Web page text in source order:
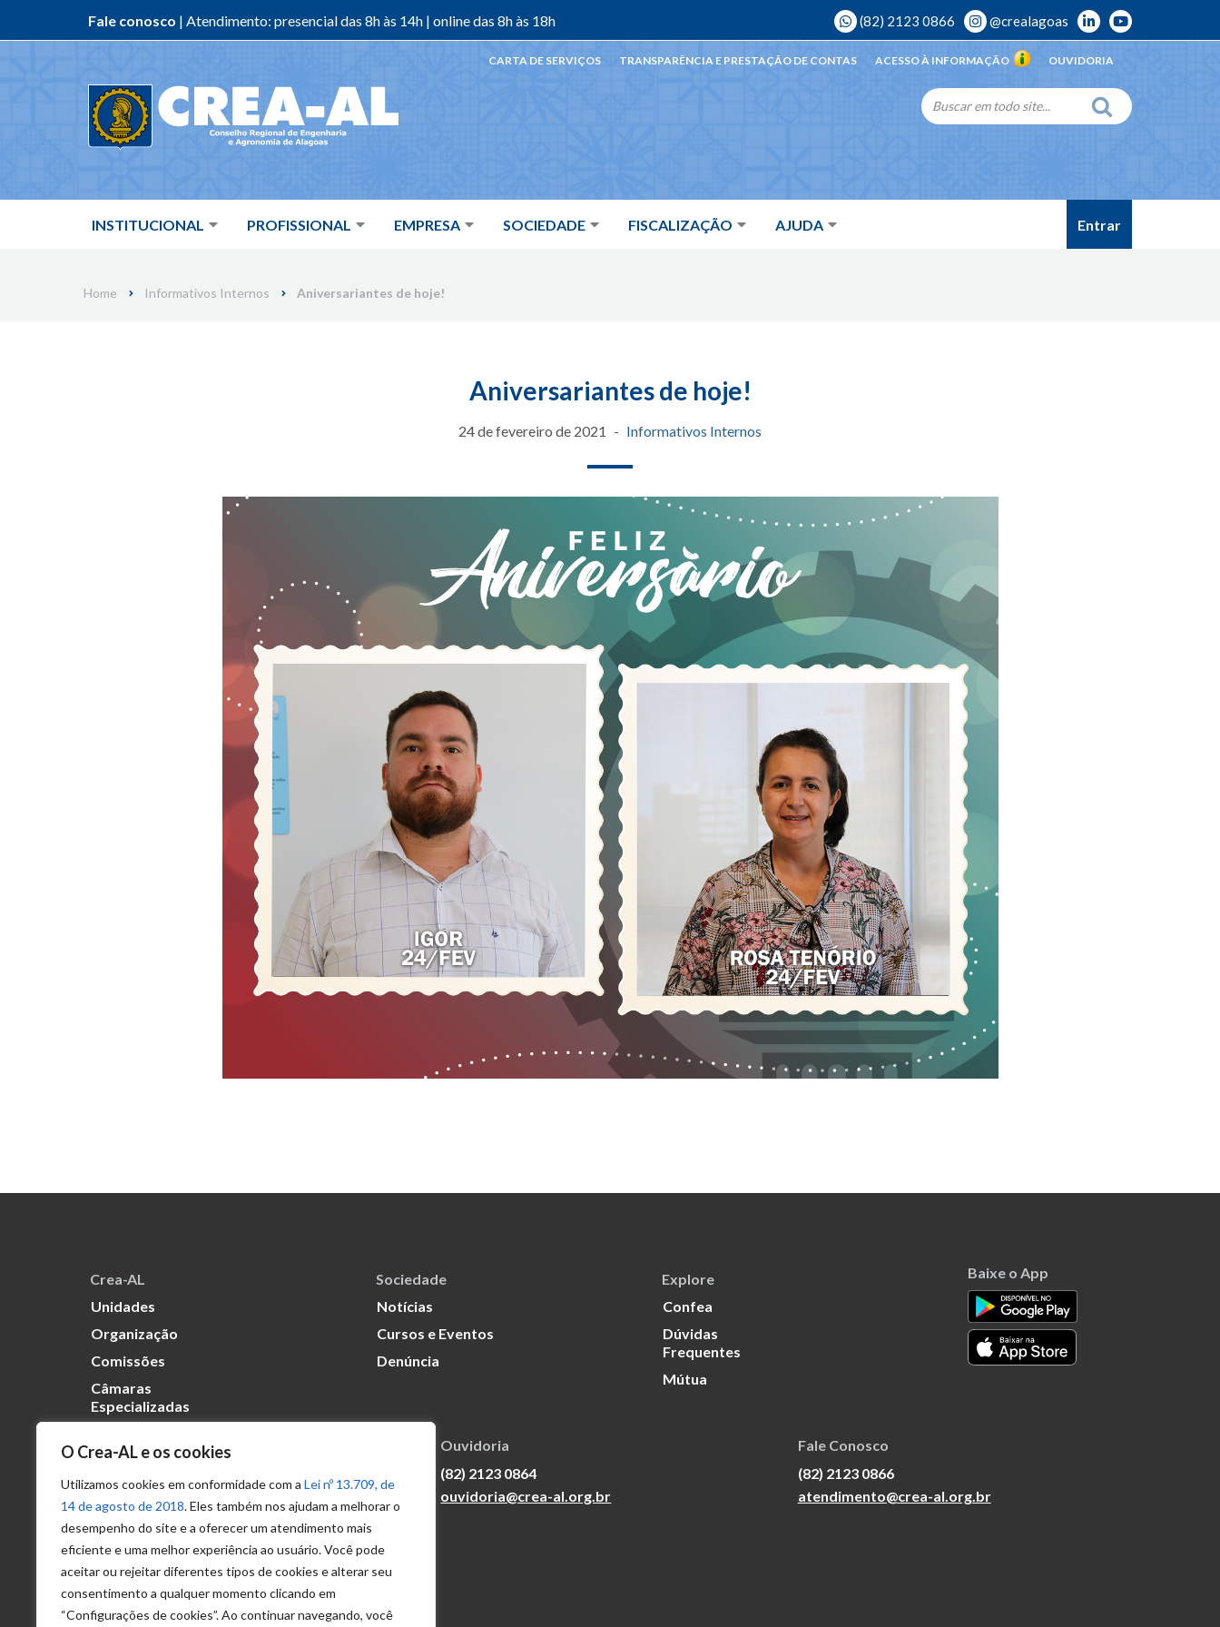
O Crea-AL e os cookies
Utilizamos cookies em conformidade com a Lei nº 13.709, de
14 de agosto de 2018. Eles também nos ajudam a melhorar o
desempenho do site e a oferecer um atendimento mais
eficiente e uma melhor experiência ao usuário. Você pode
aceitar ou rejeitar diferentes tipos de cookies e alterar seu
consentimento a qualquer momento clicando em
“Configurações de cookies”. Ao continuar navegando, você
Fale conosco | Atendimento: presencial das 8h às 14h | online das 8h às 18h (82) 2123 0866 @crealagoas
INSTITUCIONAL PROFISSIONAL EMPRESA SOCIEDADE FISCALIZAÇÃO AJUDA
OUVIDORIA
ACESSO À INFORMAÇÃO
TRANSPARÊNCIA E PRESTAÇÃO DE CONTAS
CARTA DE SERVIÇOS
Entrar
Home Informativos Internos Aniversariantes de hoje!
Aniversariantes de hoje!
24 de fevereiro de 2021 Informativos Internos
Crea-AL
Unidades
Organização
Comissões
Câmaras
Especializadas
Sociedade
Notícias
Cursos e Eventos
Denúncia
Explore
Confea
Dúvidas
Frequentes
Mútua
Baixe o App
Transparência
Portal
Acesso à
Informação
Política de
Privacidade de
Dados
Ouvidoria
(82) 2123 0864
ouvidoria@crea-al.org.br
Fale Conosco
(82) 2123 0866
atendimento@crea-al.org.br